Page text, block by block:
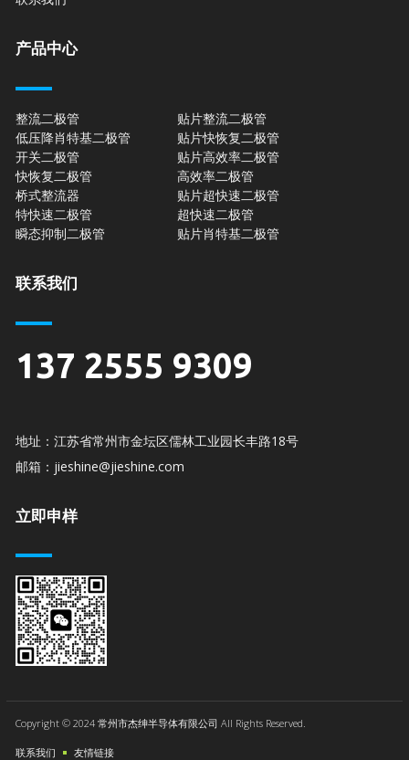
产品中心
整流二极管
低压降肖特基二极管
开关二极管
快恢复二极管
桥式整流器
特快速二极管
瞬态抑制二极管
贴片整流二极管
贴片快恢复二极管
贴片高效率二极管
高效率二极管
贴片超快速二极管
超快速二极管
贴片肖特基二极管
联系我们
137 2555 9309
地址：江苏省常州市金坛区儒林工业园长丰路18号
邮箱：jieshine@jieshine.com
立即申样
Copyright © 2024 常州市杰绅半导体有限公司 All Rights Reserved.
联系我们 友情链接